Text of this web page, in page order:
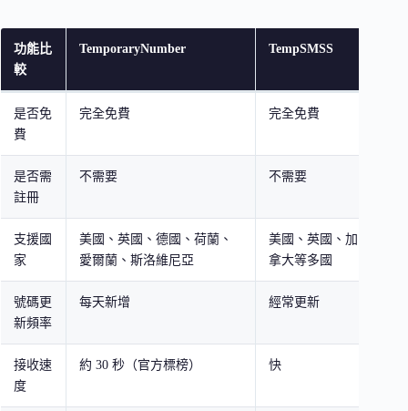
功能比
較
TemporaryNumber TempSMSS
是否免
費
完全免費 完全免費
是否需
註冊
不需要 不需要
支援國
家
美國、英國、德國、荷蘭、
愛爾蘭、斯洛維尼亞
美國、英國、加
拿大等多國
號碼更
新頻率
每天新增 經常更新
接收速
度
約 30 秒（官方標榜） 快